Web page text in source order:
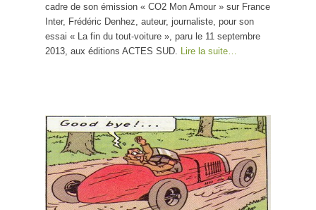
cadre de son émission « CO2 Mon Amour » sur France
Inter, Frédéric Denhez, auteur, journaliste, pour son
essai « La fin du tout-voiture », paru le 11 septembre
2013, aux éditions ACTES SUD. Lire la suite…